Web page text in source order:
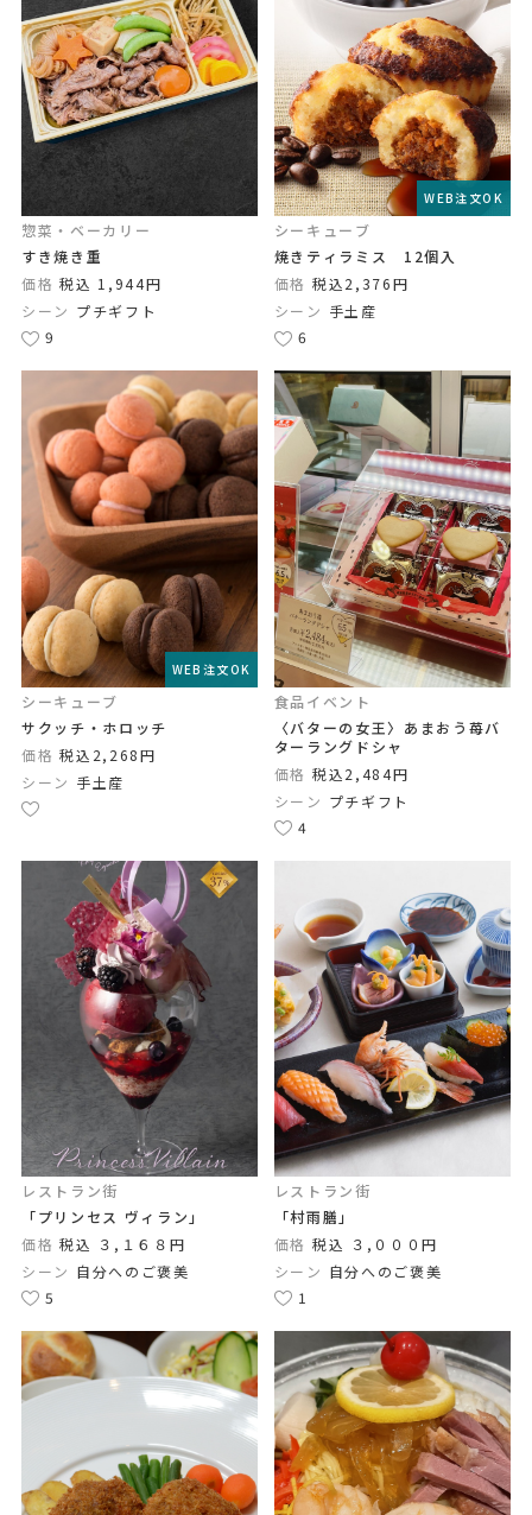
惣菜・ベーカリー
すき焼き重
価格 税込 1,944円
シーン プチギフト
9
WEB注文OK
シーキューブ
焼きティラミス 12個入
価格 税込2,376円
シーン 手土産
6
WEB注文OK
シーキューブ
サクッチ・ホロッチ
価格 税込2,268円
シーン 手土産
食品イベント
〈バターの女王〉あまおう苺バ
ターラングドシャ
価格 税込2,484円
シーン プチギフト
4
レストラン街
「プリンセス ヴィラン」
価格 税込 ３,１６８円
シーン 自分へのご褒美
5
レストラン街
「村雨膳」
価格 税込 ３,０００円
シーン 自分へのご褒美
1